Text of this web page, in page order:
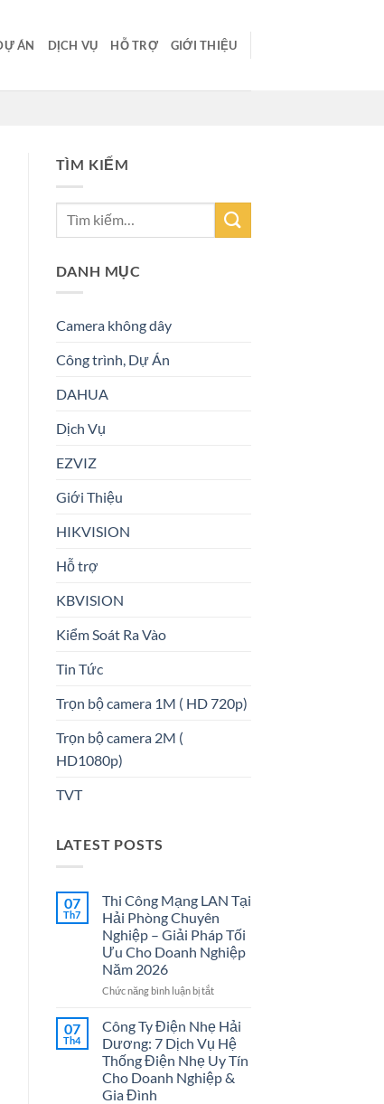
ÁN DỊCH VỤ HỖ TRỢ GIỚI THIỆU
TÌM KIẾM
DANH MỤC
Camera không dây
Công trình, Dự Án
DAHUA
Dịch Vụ
EZVIZ
Giới Thiệu
HIKVISION
Hỗ trợ
KBVISION
Kiểm Soát Ra Vào
Tin Tức
Trọn bộ camera 1M ( HD 720p)
Trọn bộ camera 2M (
HD1080p)
TVT
LATEST POSTS
07
Th7
Thi Công Mạng LAN Tại
Hải Phòng Chuyên
Nghiệp – Giải Pháp Tối
Ưu Cho Doanh Nghiệp
Năm 2026
Chức năng bình luận bị tắtở
Công
Mạng
LAN
Tại
Hải
07
Th4
Công Ty Điện Nhẹ Hải
Dương: 7 Dịch Vụ Hệ
Thống Điện Nhẹ Uy Tín
Cho Doanh Nghiệp &
Gia Đình